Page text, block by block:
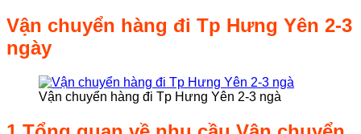
Vận chuyển hàng đi Tp Hưng Yên 2-3
ngày
Vận chuyển hàng đi Tp Hưng Yên 2-3 ngà